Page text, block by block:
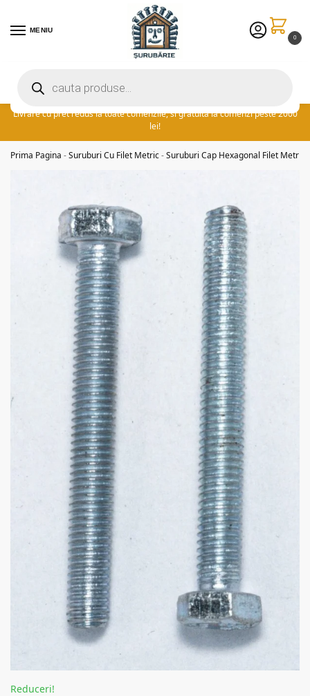
MENIU
0
reducere la comenzile peste 300 lei! adauga cuponul ‘FIDSUR’ la
Livrare cu pret redus la toate comenzile, si gratuita la comenzi peste 2000
lei!
Prima Pagina - Suruburi Cu Filet Metric - Suruburi Cap Hexagonal Filet Metric
Reduceri!